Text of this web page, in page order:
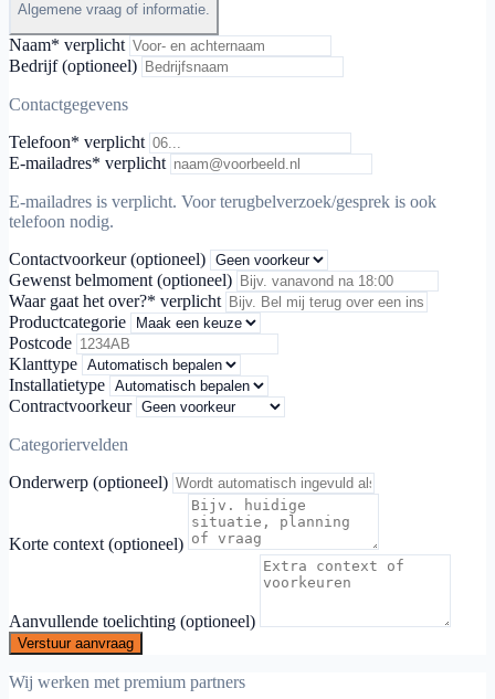
Algemene vraag of informatie.
Naam* verplicht
Bedrijf (optioneel)
Contactgegevens
Telefoon* verplicht
E-mailadres* verplicht
E-mailadres is verplicht. Voor terugbelverzoek/gesprek is ook
telefoon nodig.
Contactvoorkeur (optioneel)
Gewenst belmoment (optioneel)
Waar gaat het over?* verplicht
Productcategorie
Postcode
Klanttype
Installatietype
Contractvoorkeur
Categoriervelden
Onderwerp (optioneel)
Korte context (optioneel)
Aanvullende toelichting (optioneel)
Verstuur aanvraag
Wij werken met premium partners